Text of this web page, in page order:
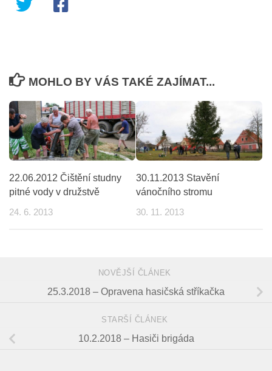
MOHLO BY VÁS TAKÉ ZAJÍMAT...
22.06.2012 Čištění studny
pitné vody v družstvě
24. 6. 2013
30.11.2013 Stavění
vánočního stromu
30. 11. 2013
NOVĚJŠÍ ČLÁNEK
25.3.2018 – Opravena hasičská stříkačka
STARŠÍ ČLÁNEK
10.2.2018 – Hasiči brigáda